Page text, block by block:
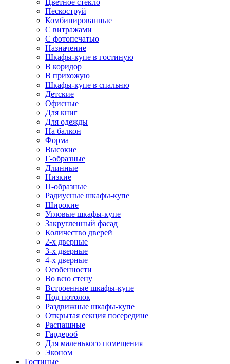
Цветное стекло
Пескоструй
Комбинированные
С витражами
С фотопечатью
Назначение
Шкафы-купе в гостиную
В коридор
В прихожую
Шкафы-купе в спальню
Детские
Офисные
Для книг
Для одежды
На балкон
Форма
Высокие
Г-образные
Длинные
Низкие
П-образные
Радиусные шкафы-купе
Широкие
Угловые шкафы-купе
Закругленный фасад
Количество дверей
2-х дверные
3-х дверные
4-х дверные
Особенности
Во всю стену
Встроенные шкафы-купе
Под потолок
Раздвижные шкафы-купе
Открытая секция посередине
Распашные
Гардероб
Для маленького помещения
Эконом
Гостиные